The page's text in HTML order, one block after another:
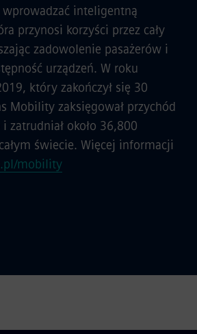
wprowadzać inteligentną
przynosi korzyści przez cały
zadowolenie pasażerów i
urządzeń. W roku
który zakończył się 30
Mobility zaksięgował przychód
zatrudniał około 36,800
świecie. Więcej informacji
mobility